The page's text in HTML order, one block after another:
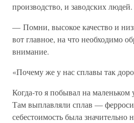
производство, и заводских людей.
— Помни, высокое качество и
вот главное, на что необходимо
внимание.
«Почему же у нас сплавы так
Когда-то я побывал на маленьком
Там выплавляли сплав —
себестоимость была значительно